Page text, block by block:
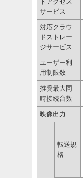
サービス
対応クラウ
ドストレー
ジサービス
ユーザー利
用制限数
推奨最大同
時接続台数
映像出力
転送規
格